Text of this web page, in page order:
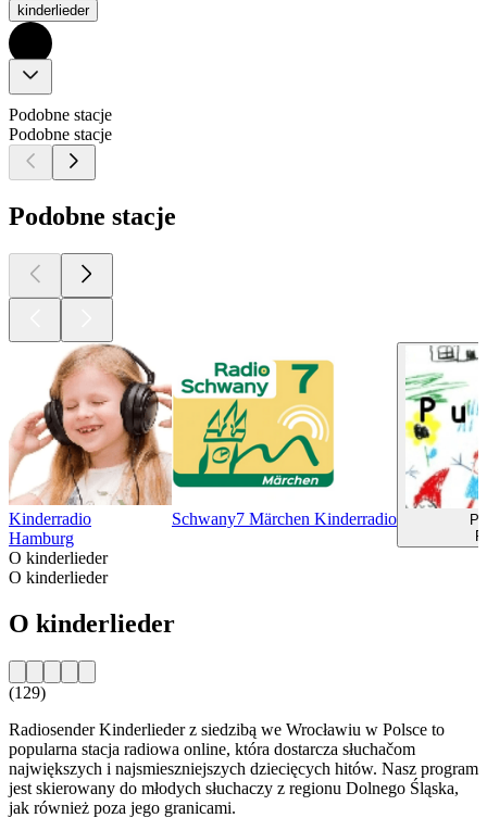
kinderlieder
Podobne stacje
Podobne stacje
Podobne stacje
Kinderradio
Hamburg
Schwany7 Märchen Kinderradio
O kinderlieder
O kinderlieder
O kinderlieder
(129)
Radiosender Kinderlieder z siedzibą we Wrocławiu w Polsce to
popularna stacja radiowa online, która dostarcza słuchačom
największych i najsmieszniejszych dziecięcych hitów. Nasz program
jest skierowany do młodych słuchaczy z regionu Dolnego Śląska,
jak również poza jego granicami.